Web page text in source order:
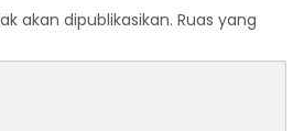
akan dipublikasikan. Ruas yang